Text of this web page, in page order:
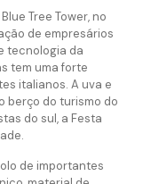
Tree Tower, no
de empresários
tecnologia da
tem uma forte
italianos. A uva e
berço do turismo do
do sul, a Festa
de importantes